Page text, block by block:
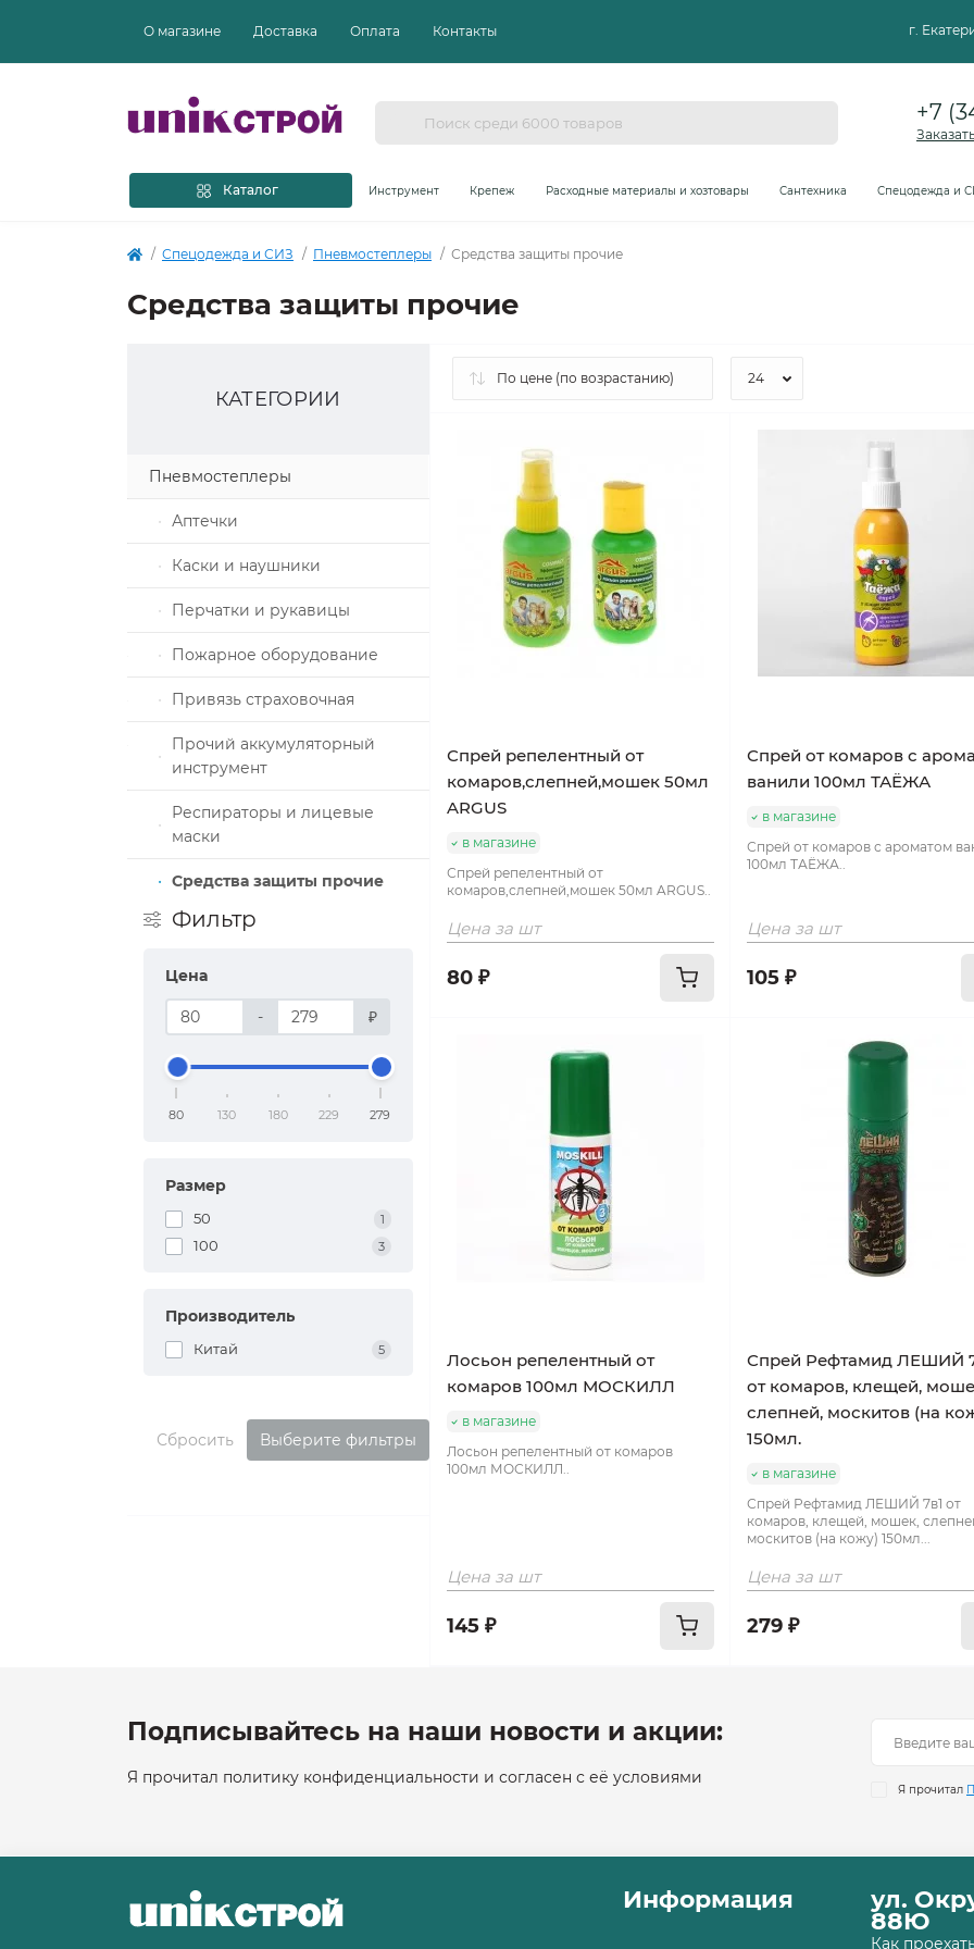
О магазине Доставка Оплата Контакты г.
+7
Каталог Инструмент Крепеж Расходные материалы и хозтовары Сантехника Спецодежда и
Спецодежда и СИЗ Пневмостеплеры Средства защиты прочие
Средства защиты прочие
КАТЕГОРИИ
Пневмостеплеры
Аптечки
Каски и наушники
Перчатки и рукавицы
Пожарное оборудование
Привязь страховочная
Прочий аккумуляторный
инструмент
Респираторы и лицевые
маски
Средства защиты прочие
Фильтр
Цена
- ₽
80 130 180 229 279
Размер
50 1
100 3
Производитель
Китай 5
Сбросить Выберите фильтры
Спрей репелентный от
комаров,слепней,мошек 50мл
ARGUS
в магазине
Спрей репелентный от
комаров,слепней,мошек 50мл ARGUS..
Цена за шт
80 ₽
Спрей от комаров с
ванили 100мл ТАЁЖА
в магазине
Спрей от комаров с ароматом
100мл ТАЁЖА..
Цена за шт
105 ₽
Лосьон репелентный от
комаров 100мл МОСКИЛЛ
в магазине
Лосьон репелентный от комаров
100мл МОСКИЛЛ..
Цена за шт
145 ₽
Спрей Рефтамид ЛЕШИЙ
от комаров, клещей,
слепней, москитов (на
150мл.
в магазине
Спрей Рефтамид ЛЕШИЙ 7в1 от
комаров, клещей, мошек,
москитов (на кожу) 150мл...
Цена за шт
279 ₽
Подписывайтесь на наши новости и акции:
Я прочитал политику конфиденциальности и согласен с её условиями
Я прочитал
Информация ул.
88Ю
Как